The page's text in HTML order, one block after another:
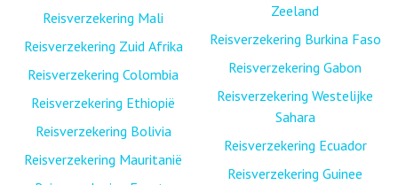
Reisverzekering Mali
Reisverzekering Zuid Afrika
Reisverzekering Colombia
Reisverzekering Ethiopië
Reisverzekering Bolivia
Reisverzekering Mauritanië
Zeeland
Reisverzekering Burkina Faso
Reisverzekering Gabon
Reisverzekering Westelijke
Sahara
Reisverzekering Ecuador
Reisverzekering Guinee